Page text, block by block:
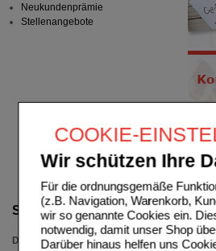
COOKIE-
Wir schützen Ihre
Für die ordnungsgemäße
(z.B. Navigation, Warenkorb,
wir so genannte Cookies ein.
notwendig, damit unser Shop
Darüber hinaus helfen uns
Suche verfeinern
Darreichungsform
Neukundenprämie
Stellenangebote